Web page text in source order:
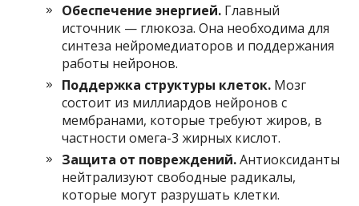
Обеспечение энергией. Главный
источник — глюкоза. Она необходима для
синтеза нейромедиаторов и поддержания
работы нейронов.
Поддержка структуры клеток. Мозг
состоит из миллиардов нейронов с
мембранами, которые требуют жиров, в
частности омега-3 жирных кислот.
Защита от повреждений.Антиоксиданты
нейтрализуют свободные радикалы,
которые могут разрушать клетки.